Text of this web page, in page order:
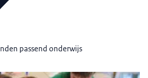
passend onderwijs